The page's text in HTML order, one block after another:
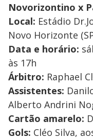
Novorizontino x
Local: Estádio
Novo Horizonte
Data e horário:
às 17h
Árbitro: Raphael
Assistentes:
Alberto Andrini
Cartão amarelo:
Gols: Cléo Silva,